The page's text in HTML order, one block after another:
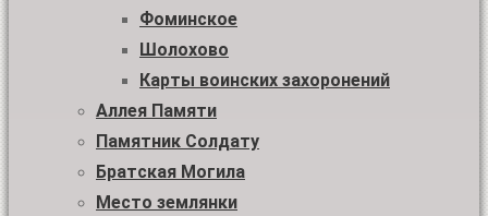
Фоминское
Шолохово
Карты воинских захоронений
Аллея Памяти
Памятник Солдату
Братская Могила
Место землянки